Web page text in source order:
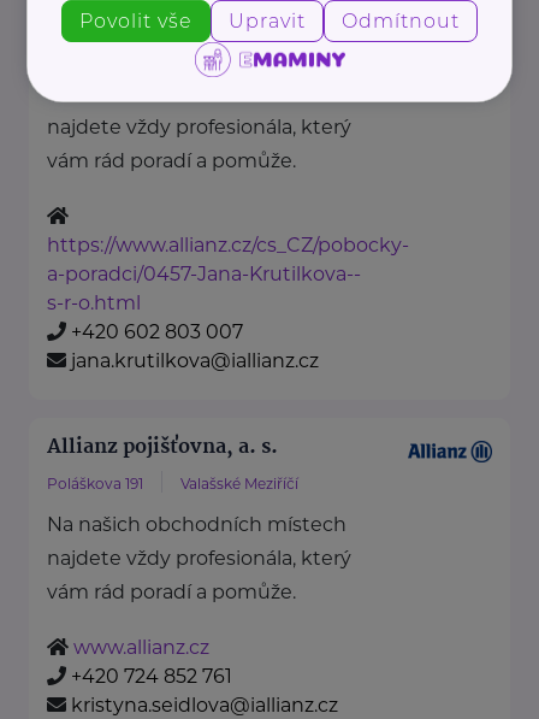
Allianz pojišťovna, a. s.
Valašské Meziříčí
Na našich obchodních místech
najdete vždy profesionála, který
vám rád poradí a pomůže.
https://www.allianz.cz/cs_CZ/pobocky-
a-poradci/0457-Jana-Krutilkova--
s-r-o.html
+420 602 803 007
jana.krutilkova@iallianz.cz
Allianz pojišťovna, a. s.
Poláškova 191 Valašské Meziříčí
Na našich obchodních místech
najdete vždy profesionála, který
vám rád poradí a pomůže.
www.allianz.cz
+420 724 852 761
kristyna.seidlova@iallianz.cz
Povolit vše Upravit Odmítnout